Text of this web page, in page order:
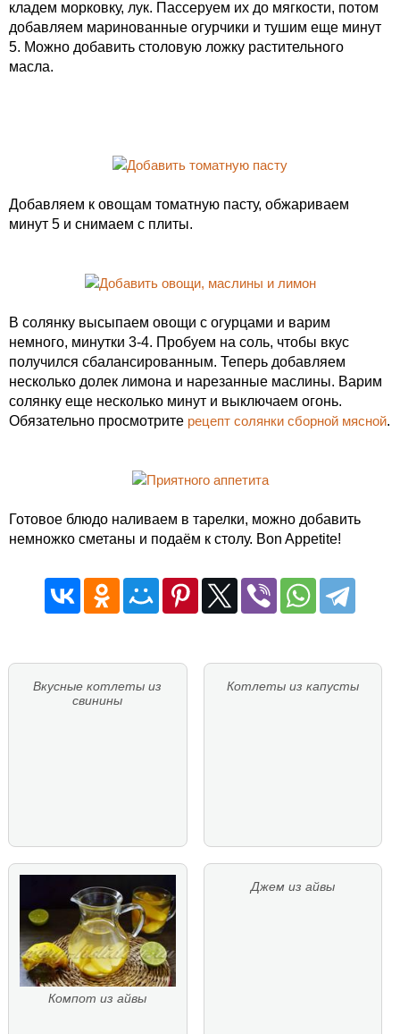
кладем морковку, лук. Пассеруем их до мягкости, потом
добавляем маринованные огурчики и тушим еще минут
5. Можно добавить столовую ложку растительного
масла.
Добавляем к овощам томатную пасту, обжариваем
минут 5 и снимаем с плиты.
В солянку высыпаем овощи с огурцами и варим
немного, минутки 3-4. Пробуем на соль, чтобы вкус
получился сбалансированным. Теперь добавляем
несколько долек лимона и нарезанные маслины. Варим
солянку еще несколько минут и выключаем огонь.
Обязательно просмотрите рецепт солянки сборной мясной.
Готовое блюдо наливаем в тарелки, можно добавить
немножко сметаны и подаём к столу. Bon Appetite!
Вкусные котлеты из
свинины
Котлеты из капусты
Компот из айвы
Джем из айвы